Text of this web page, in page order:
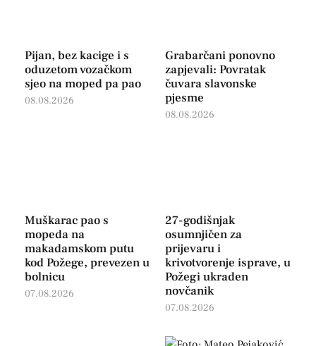
Pijan, bez kacige i s
oduzetom vozačkom
sjeo na moped pa pao
08.08.2026
Grabarčani ponovno
zapjevali: Povratak
čuvara slavonske
pjesme
08.08.2026
Muškarac pao s
mopeda na
makadamskom putu
kod Požege, prevezen u
bolnicu
07.08.2026
27-godišnjak
osumnjičen za
prijevaru i
krivotvorenje isprave, u
Požegi ukraden
novčanik
07.08.2026